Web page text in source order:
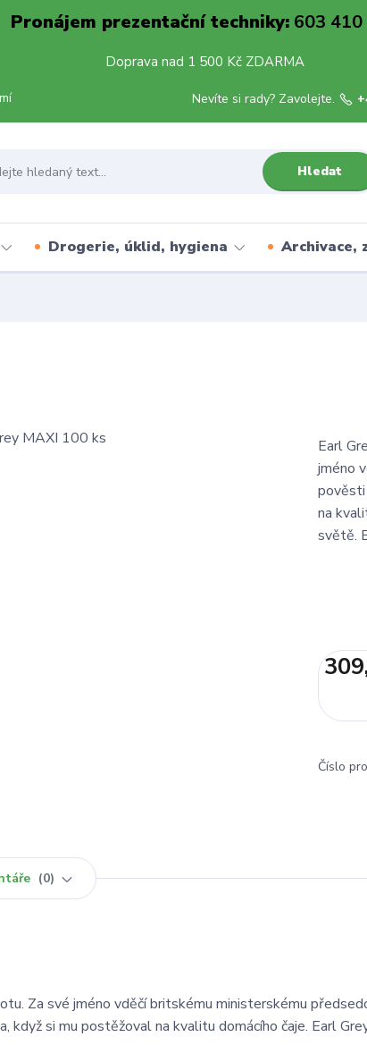
Pronájem prezentační techniky:603 410
Doprava nad 1 500 Kč ZDARMA
Hledat
Nevíte si rady? Zavolejte.
Drogerie, úklid, hygiena Archivace,
Earl
jméno
na
světě.
Číslo
0
Za své jméno vděčí britskému ministerskému
si mu postěžoval na kvalitu domácího čaje. Earl